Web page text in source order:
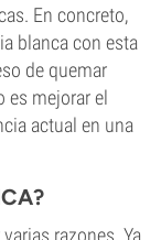
En concreto,
blanca con esta
de quemar
es mejorar el
actual en una
razones. Ya